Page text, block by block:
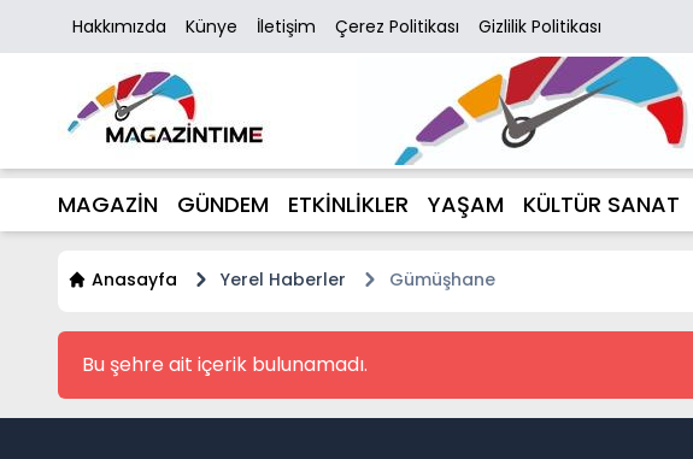
Hakkımızda Künye İletişim Çerez Politikası Gizlilik Politikası
MAGAZİN GÜNDEM ETKİNLİKLER YAŞAM KÜLTÜR SANAT
Anasayfa Yerel Haberler Gümüşhane
Bu şehre ait içerik bulunamadı.